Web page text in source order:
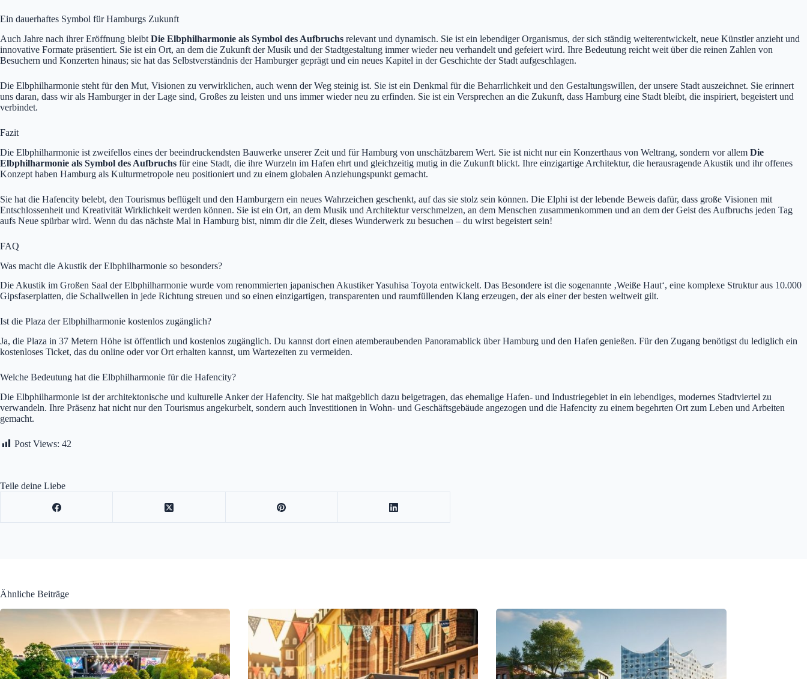
Ein dauerhaftes Symbol für Hamburgs Zukunft
Auch Jahre nach ihrer Eröffnung bleibt Die Elbphilharmonie als Symbol des Aufbruchs relevant und dynamisch. Sie ist ein lebendiger Organismus, der sich ständig weiterentwickelt, neue Künstler anzieht und
innovative Formate präsentiert. Sie ist ein Ort, an dem die Zukunft der Musik und der Stadtgestaltung immer wieder neu verhandelt und gefeiert wird. Ihre Bedeutung reicht weit über die reinen Zahlen von
Besuchern und Konzerten hinaus; sie hat das Selbstverständnis der Hamburger geprägt und ein neues Kapitel in der Geschichte der Stadt aufgeschlagen.
Die Elbphilharmonie steht für den Mut, Visionen zu verwirklichen, auch wenn der Weg steinig ist. Sie ist ein Denkmal für die Beharrlichkeit und den Gestaltungswillen, der unsere Stadt auszeichnet. Sie erinnert
uns daran, dass wir als Hamburger in der Lage sind, Großes zu leisten und uns immer wieder neu zu erfinden. Sie ist ein Versprechen an die Zukunft, dass Hamburg eine Stadt bleibt, die inspiriert, begeistert und
verbindet.
Fazit
Die Elbphilharmonie ist zweifellos eines der beeindruckendsten Bauwerke unserer Zeit und für Hamburg von unschätzbarem Wert. Sie ist nicht nur ein Konzerthaus von Weltrang, sondern vor allem Die
Elbphilharmonie als Symbol des Aufbruchs für eine Stadt, die ihre Wurzeln im Hafen ehrt und gleichzeitig mutig in die Zukunft blickt. Ihre einzigartige Architektur, die herausragende Akustik und ihr offenes
Konzept haben Hamburg als Kulturmetropole neu positioniert und zu einem globalen Anziehungspunkt gemacht.
Sie hat die Hafencity belebt, den Tourismus beflügelt und den Hamburgern ein neues Wahrzeichen geschenkt, auf das sie stolz sein können. Die Elphi ist der lebende Beweis dafür, dass große Visionen mit
Entschlossenheit und Kreativität Wirklichkeit werden können. Sie ist ein Ort, an dem Musik und Architektur verschmelzen, an dem Menschen zusammenkommen und an dem der Geist des Aufbruchs jeden Tag
aufs Neue spürbar wird. Wenn du das nächste Mal in Hamburg bist, nimm dir die Zeit, dieses Wunderwerk zu besuchen – du wirst begeistert sein!
FAQ
Was macht die Akustik der Elbphilharmonie so besonders?
Die Akustik im Großen Saal der Elbphilharmonie wurde vom renommierten japanischen Akustiker Yasuhisa Toyota entwickelt. Das Besondere ist die sogenannte ‚Weiße Haut‘, eine komplexe Struktur aus 10.000
Gipsfaserplatten, die Schallwellen in jede Richtung streuen und so einen einzigartigen, transparenten und raumfüllenden Klang erzeugen, der als einer der besten weltweit gilt.
Ist die Plaza der Elbphilharmonie kostenlos zugänglich?
Ja, die Plaza in 37 Metern Höhe ist öffentlich und kostenlos zugänglich. Du kannst dort einen atemberaubenden Panoramablick über Hamburg und den Hafen genießen. Für den Zugang benötigst du lediglich ein
kostenloses Ticket, das du online oder vor Ort erhalten kannst, um Wartezeiten zu vermeiden.
Welche Bedeutung hat die Elbphilharmonie für die Hafencity?
Die Elbphilharmonie ist der architektonische und kulturelle Anker der Hafencity. Sie hat maßgeblich dazu beigetragen, das ehemalige Hafen- und Industriegebiet in ein lebendiges, modernes Stadtviertel zu
verwandeln. Ihre Präsenz hat nicht nur den Tourismus angekurbelt, sondern auch Investitionen in Wohn- und Geschäftsgebäude angezogen und die Hafencity zu einem begehrten Ort zum Leben und Arbeiten
gemacht.
Post Views: 42
Teile deine Liebe
Ähnliche Beiträge